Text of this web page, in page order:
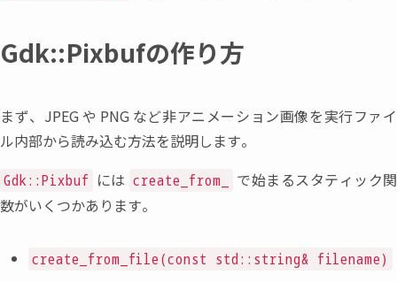
Gdk::Pixbufの作り方
まず、 JPEGや PNG など非アニメーション画像を実行ファイ
ル内部から読み込む方法を説明します。
Gdk::Pixbuf には create_from_
で始まるスタティック関
数がいくつかあります。
create_from_file(const std::string& filename)